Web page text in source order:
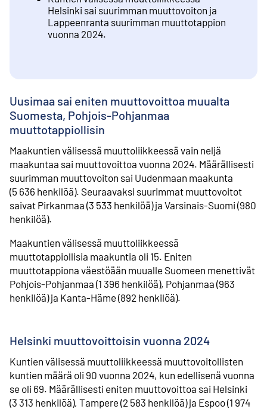
Helsinki sai suurimman muuttovoiton ja
Lappeenranta suurimman muuttotappion
vuonna 2024.
Uusimaa sai eniten muuttovoittoa muualta
Suomesta, Pohjois-Pohjanmaa
muuttotappiollisin
Maakuntien välisessä muuttoliikkeessä vain neljä
maakuntaa sai muuttovoittoa vuonna 2024. Määrällisesti
suurimman muuttovoiton sai Uudenmaan maakunta
(5 636 henkilöä). Seuraavaksi suurimmat muuttovoitot
saivat Pirkanmaa (3 533 henkilöä) ja Varsinais-Suomi (980
henkilöä).
Maakuntien välisessä muuttoliikkeessä
muuttotappiollisia maakuntia oli 15. Eniten
muuttotappiona väestöään muualle Suomeen menettivät
Pohjois-Pohjanmaa (1 396 henkilöä), Pohjanmaa (963
henkilöä) ja Kanta-Häme (892 henkilöä).
Helsinki muuttovoittoisin vuonna 2024
Kuntien välisessä muuttoliikkeessä muuttovoitollisten
kuntien määrä oli 90 vuonna 2024, kun edellisenä vuonna
se oli 69. Määrällisesti eniten muuttovoittoa sai Helsinki
(3 313 henkilöä), Tampere (2 583 henkilöä) ja Espoo (1 974